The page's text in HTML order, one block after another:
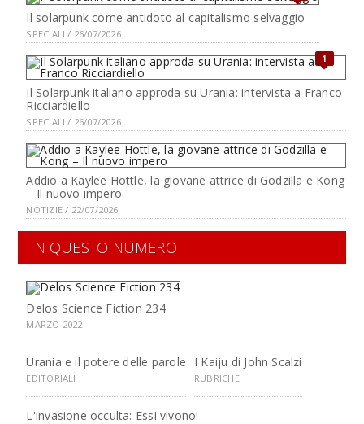
Il solarpunk come antidoto al capitalismo selvaggio
SPECIALI / 26/07/2026
1
Il Solarpunk italiano approda su Urania: intervista a Franco
Ricciardiello
SPECIALI / 26/07/2026
Addio a Kaylee Hottle, la giovane attrice di Godzilla e Kong
– Il nuovo impero
NOTIZIE / 22/07/2026
IN QUESTO NUMERO
Delos Science Fiction 234
MARZO 2022
Urania e il potere delle parole
EDITORIALI
I Kaiju di John Scalzi
RUBRICHE
L'invasione occulta: Essi vivono!